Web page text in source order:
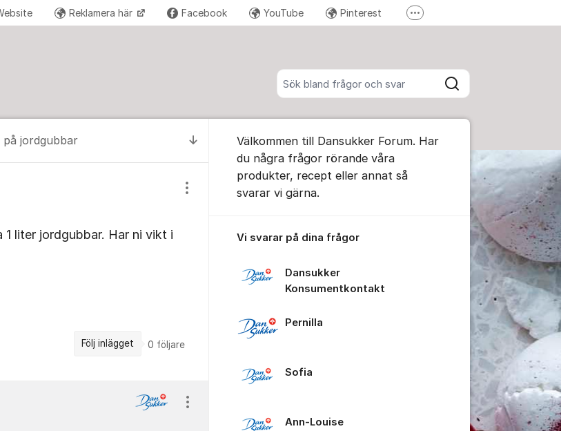
Sök bland alla inlägg
Sök
Reklamera här Facebook YouTube Pinterest Fler supportlänkar
Till senaste kommentaren
på jordgubbar
Visa/dölj inställningar för inlägg/kommentar
liter jordgubbar. Har ni vikt i
Följ inlägget 0 följare
Visa/dölj inställningar för inlägg/kommentar
Välkommen till Dansukker Forum. Har
du några frågor rörande våra
produkter, recept eller annat så
svarar vi gärna.
Vi svarar på dina frågor
Dansukker
Konsumentkontakt
Pernilla
Sofia
Ann-Louise